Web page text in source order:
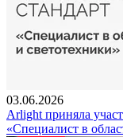
03.06.2026
Arlight приняла
«Специалист в